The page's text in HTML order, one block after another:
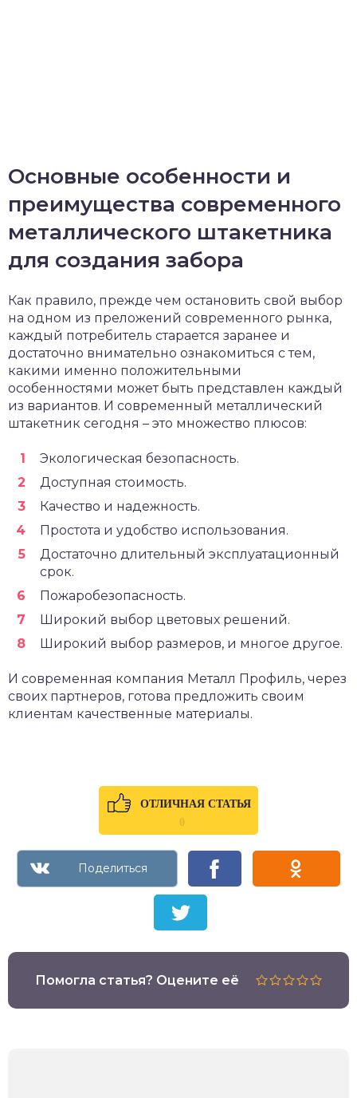
Основные особенности и
преимущества современного
металлического штакетника
для создания забора
Как правило, прежде чем остановить свой выбор
на одном из преложений современного рынка,
каждый потребитель старается заранее и
достаточно внимательно ознакомиться с тем,
какими именно положительными
особенностями может быть представлен каждый
из вариантов. И современный металлический
штакетник сегодня – это множество плюсов:
Экологическая безопасность.
Доступная стоимость.
Качество и надежность.
Простота и удобство использования.
Достаточно длительный эксплуатационный
срок.
Пожаробезопасность.
Широкий выбор цветовых решений.
Широкий выбор размеров, и многое другое.
И современная компания Металл Профиль, через
своих партнеров, готова предложить своим
клиентам качественные материалы.
ОТЛИЧНАЯ СТАТЬЯ
0
Помогла статья? Оцените её